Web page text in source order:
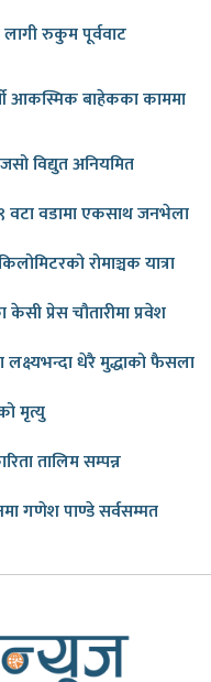
लागी रुकुम पूर्ववाट
आकस्मिक बाहेकका काममा
विद्युत अनियमित
वटा वडामा एकसाथ जनभेला
रोमाञ्चक यात्रा
प्रेस चौतारीमा प्रवेश
धेरै मुद्धाको फैसला
मृत्यु
तालिम सम्पन्न
गणेश पाण्डे सर्वसम्मत